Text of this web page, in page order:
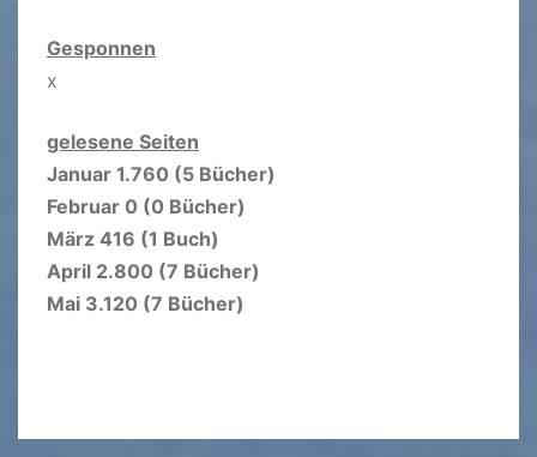
Gesponnen
x
gelesene Seiten
Januar 1.760 (5 Bücher)
Februar 0 (0 Bücher)
März 416 (1 Buch)
April 2.800 (7 Bücher)
Mai 3.120 (7 Bücher)